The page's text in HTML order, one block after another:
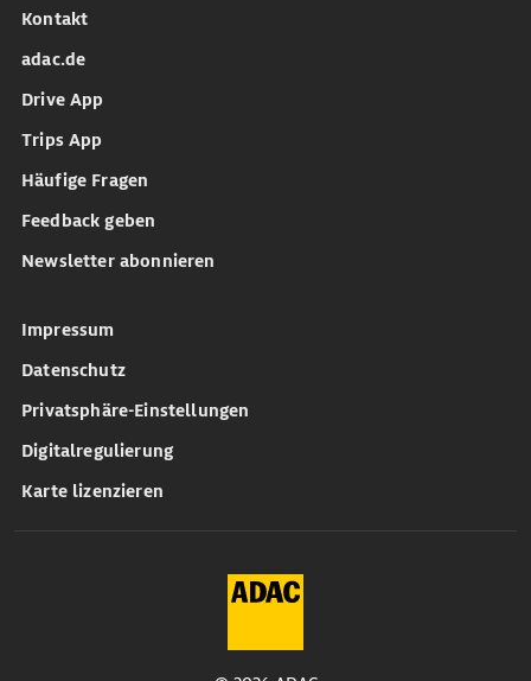
Kontakt
adac.de
Drive App
Trips App
Häufige Fragen
Feedback geben
Newsletter abonnieren
Impressum
Datenschutz
Privatsphäre-Einstellungen
Digitalregulierung
Karte lizenzieren